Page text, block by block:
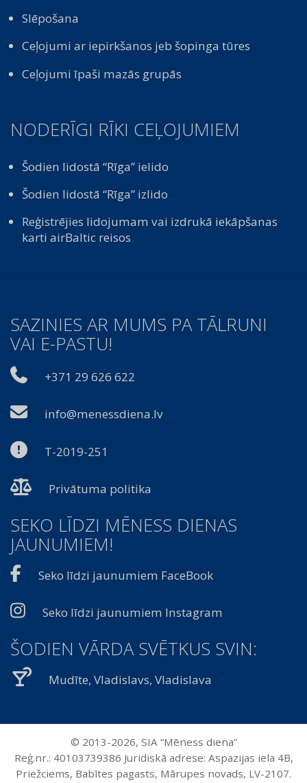
Slēpošana
Ceļojumi ar iepirkšanos jeb šopinga tūres
Ceļojumi īpaši mazās grupās
NODERĪGI RĪKI CEĻOJUMIEM
Šodien lidostā “Rīga” ielido
Šodien lidostā “Rīga” izlido
Reģistrējies lidojumam vai izdrukā iekāpšanas
karti airBaltic reisos
SAZINIES AR MUMS PA TĀLRUNI
VAI E-PASTU!
+371 29 626 622
info@menessdiena.lv
T-2019-251
Privātuma politika
SEKO LĪDZI MĒNESS DIENAS
JAUNUMIEM!
Seko līdzi jaunumiem FaceBook
Seko līdzi jaunumiem Instagram
ŠODIEN VĀRDA SVĒTKUS SVIN:
Mudīte, Vladislavs, Vladislava
© 2013-2026, SIA “Mēness diena”
Reģ.nr.: 40103739386 Juridiskā adrese: Aspazijas iela 4B,
Priežciems, Babītes pagasts, Mārupes novads, LV-2107.